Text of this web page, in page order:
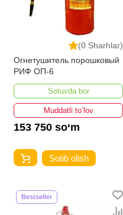
(0 Sharhlar)
Огнетушитель порошковый
РИФ ОП-6
Sotuvda bor
Muddatli to‘lov
153 750 so‘m
Sotib olish
Bestseller